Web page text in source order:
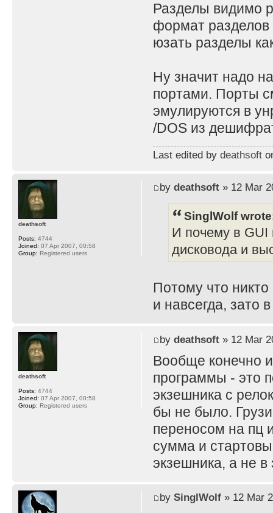
Разделы видимо
формат разделов
юзать разделы
Ну значит надо
портами. Порты
эмулируются в
/DOS из
Last edited by deathsoft
by deathsoft» 12 Mar
SinglWolf
И почему в GUI
дисковода и
Потому что
и навсегда, зато
deathsoft
Posts: 4744
Joined: 07 Apr 2007, 00:58
Group: Registered users
by deathsoft» 12 Mar
Вообще конечно
программы - это
экзешника с
бы не было.
переносом на пц
сумма и
экзешника, а не в
deathsoft
Posts: 4744
Joined: 07 Apr 2007, 00:58
Group: Registered users
by SinglWolf» 12 Mar